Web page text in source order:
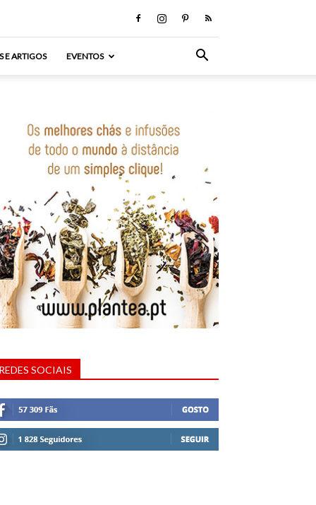
E ARTIGOS EVENTOS
SOCIAIS